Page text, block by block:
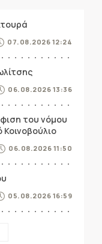
07.08.2026 12:24
06.08.2026 13:36
του νόμου
Κοινοβούλιο
06.08.2026 11:50
05.08.2026 16:59